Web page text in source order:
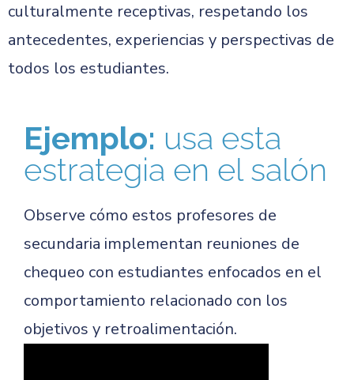
culturalmente receptivas, respetando los
antecedentes, experiencias y perspectivas de
todos los estudiantes.
Ejemplo: usa esta
estrategia en el salón
Observe cómo estos profesores de
secundaria implementan reuniones de
chequeo con estudiantes enfocados en el
comportamiento relacionado con los
objetivos y retroalimentación.